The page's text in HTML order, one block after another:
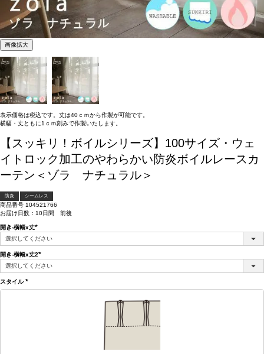
画像拡大
表示価格は税込です。丈は40ｃｍから作製が可能です。
横幅・丈ともに1ｃｍ刻みで作製いたします。
【スッキリ！ボイルシリーズ】100サイズ・ウェ
イトロック加工のやわらかい防炎ボイルレースカ
ーテン＜ゾラ ナチュラル＞
防炎 シームレス
商品番号 104521766
お届け日数：10日間 前後
開き-横幅x丈
(必
須)
開き-横幅x丈2
(必
須)
スタイル
(必